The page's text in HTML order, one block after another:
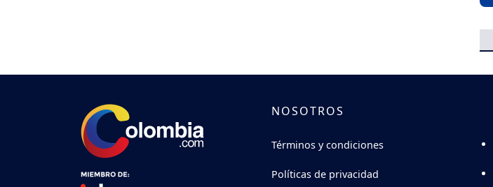
NOSOTROS
Términos y condiciones
Políticas de privacidad